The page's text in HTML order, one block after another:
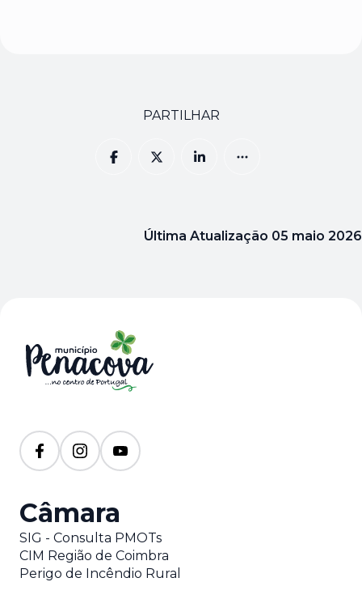
PARTILHAR
Última Atualização 05 maio 2026
Câmara
SIG - Consulta PMOTs
CIM Região de Coimbra
Perigo de Incêndio Rural